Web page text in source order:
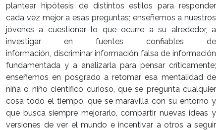
plantear hipótesis de distintos estilos para responder
cada vez mejor a esas preguntas; enseñemos a nuestros
jóvenes a cuestionar lo que ocurre a su alrededor, a
investigar en fuentes confiables de
información, discriminar información falsa de información
fundamentada y a analizarla para pensar críticamente;
enseñemos en posgrado a retomar esa mentalidad de
niña o niño científico curioso, que se pregunta cualquier
cosa todo el tiempo, que se maravilla con su entorno y
que busca siempre mejorarlo, compartir nuevas ideas y
versiones de ver el mundo e incentivar a otros a seguir